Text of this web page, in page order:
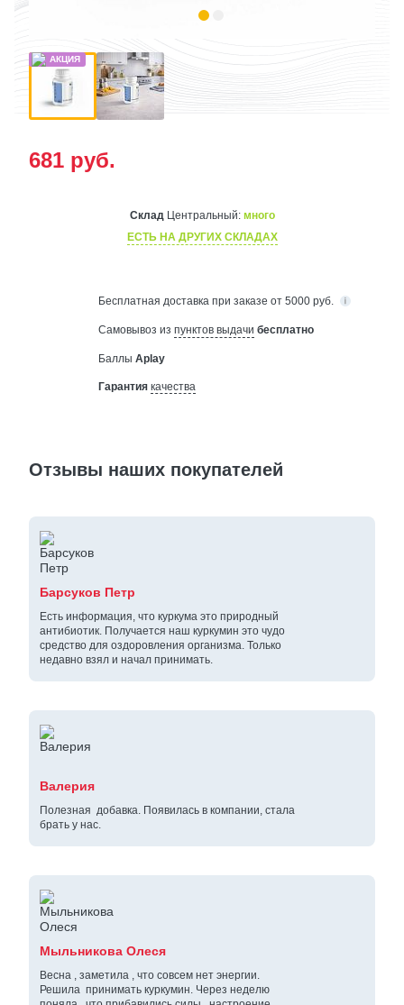
681 руб.
Склад Центральный: много
ЕСТЬ НА ДРУГИХ СКЛАДАХ
Бесплатная доставка при заказе от 5000 руб.
Самовывоз из пунктов выдачи бесплатно
Баллы Aplay
Гарантия качества
Отзывы наших покупателей
Барсуков Петр
Есть информация, что куркума это природный
антибиотик. Получается наш куркумин это чудо
средство для оздоровления организма. Только
недавно взял и начал принимать.
Валерия
Полезная добавка. Появилась в компании, стала
брать у нас.
Мыльникова Олеся
Весна , заметила , что совсем нет энергии.
Решила принимать куркумин. Через неделю